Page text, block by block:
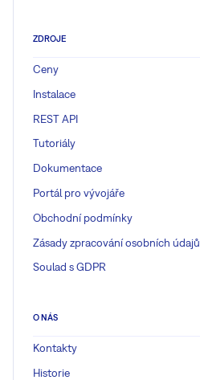
ZDROJE
Ceny
Instalace
REST API
Tutoriály
Dokumentace
Portál pro vývojáře
Obchodní podmínky
Zásady zpracování osobních údajů
Soulad s GDPR
O NÁS
Kontakty
Historie